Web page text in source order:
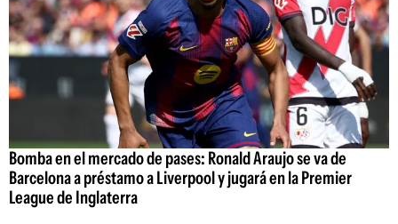
Bomba en el mercado de pases: Ronald Araujo se va de
Barcelona a préstamo a Liverpool y jugará en la Premier
League de Inglaterra